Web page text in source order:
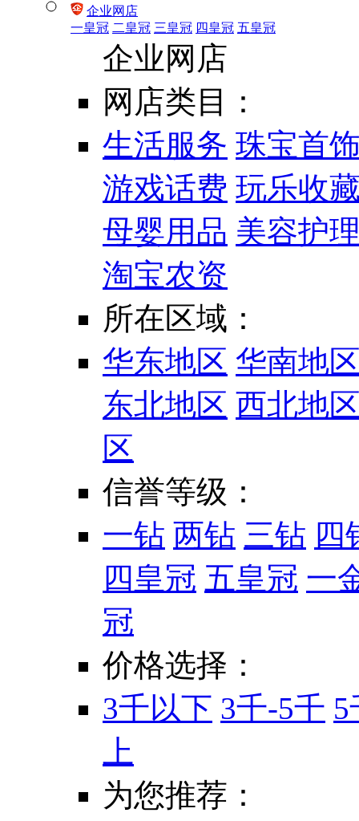
企业网店
一皇冠 二皇冠 三皇冠 四皇冠 五皇冠
企业网店
网店类目：
生活服务 珠宝首
游戏话费 玩乐收
母婴用品 美容护
淘宝农资
所在区域：
华东地区 华南地
东北地区 西北地
区
信誉等级：
一钻 两钻 三钻 四
四皇冠 五皇冠 一
冠
价格选择：
3千以下 3千-5千 5
上
为您推荐：